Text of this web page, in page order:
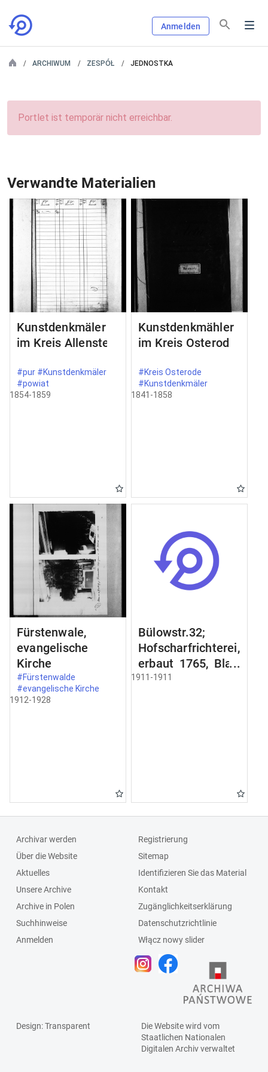
Anmelden
ARCHIWUM ZESPÓŁ JEDNOSTKA
Portlet ist temporär nicht erreichbar.
Verwandte Materialien
Kunstdenkmäler
im Kreis Allenstein
#pur #Kunstdenkmäler
#powiat
1854-1859
Kunstdenkmähler
im Kreis Osterode
#Kreis Osterode
#Kunstdenkmäler
1841-1858
Fürstenwale,
evangelische
Kirche
#Fürstenwalde
#evangelische Kirche
1912-1928
Bülowstr.32;
Hofscharfrichterei,
erbaut 1765, Blatt
2;
Türbekleidung;
Schlagleiste;Fenst
ersprosse
1911-1911
Archivar werden
Über die Website
Aktuelles
Unsere Archive
Archive in Polen
Suchhinweise
Anmelden
Registrierung
Sitemap
Identifizieren Sie das Material
Kontakt
Zugänglichkeitserklärung
Datenschutzrichtlinie
Włącz nowy slider
Design: Transparent
Die Website wird vom
Staatlichen Nationalen
Digitalen Archivverwaltet